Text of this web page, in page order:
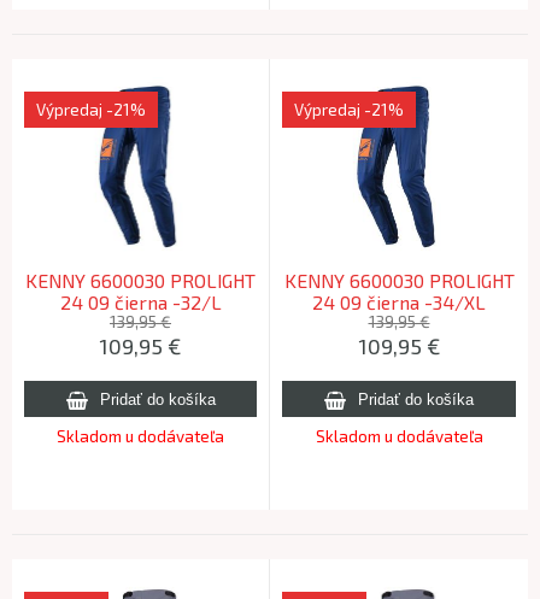
KENNY 6600030 PROLIGHT
24 09 čierna -32/L
Výpredaj -21%
139,95 €
109,95 €
Skladom u dodávateľa
KENNY 6600030 PROLIGHT
24 09 čierna -34/XL
Výpredaj -21%
139,95 €
109,95 €
Skladom u dodávateľa